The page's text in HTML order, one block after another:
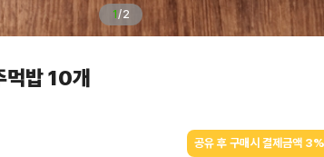
1 /2
밥 10개
공유 후 구매시 결제금액